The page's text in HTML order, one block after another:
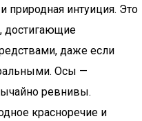
природная интуиция. Это
достигающие
даже если
Осы —
ревнивы.
красноречие и